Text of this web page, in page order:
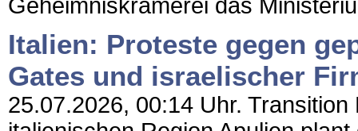
Geheimniskrämerei das
Italien: Proteste gegen
Gates und israelischer
25.07.2026, 00:14 Uhr.